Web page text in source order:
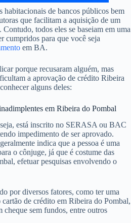
habitacionais de bancos públicos bem
que facilitam a aquisição de um
todos eles se baseiam em uma
cumpridos para que você seja
em BA.
porque recusaram alguém, mas
a aprovação de crédito Ribeira
alguns deles:
em Ribeira do Pombal
está inscrito no SERASA ou BAC
impedimento de ser aprovado.
indica que a pessoa é uma
o cônjuge, já que é costume das
efetuar pesquisas envolvendo o
por diversos fatores, como ter uma
de crédito em Ribeira do Pombal,
sem fundos, entre outros